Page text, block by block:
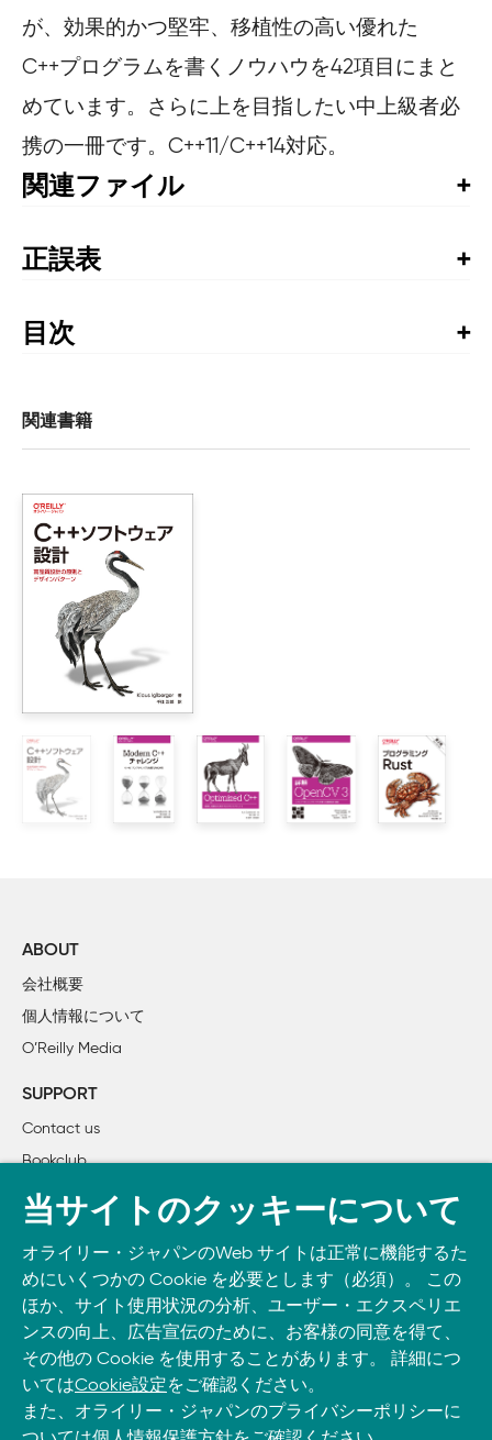
が、効果的かつ堅牢、移植性の高い優れた
C++プログラムを書くノウハウを42項目にまと
めています。さらに上を目指したい中上級者必
携の一冊です。C++11/C++14対応。
関連ファイル
正誤表
います。お手持ちの書籍では、すでに修正が施されてい
る場合がありますので、書籍最終ページの奥付でお手持
正誤表
・p.xv 下から6-7行目
【誤】
Oswego湖のPizzicatoピザで
てくれました。
サイズのシーザーズサラダ
う大はしゃぎでした。
【正】
Oswego湖のPizzicatoピザで
特大サイズのシーザーズサラダが出て来た時の彼女はも
う大はしゃぎでした。
目次
はじめに
    項目1：テンプレートの型推論を理解する
    項目2：auto の型推論を理解する
    項目3：decltype を理解する
    項目4：推論された型を確認する
2章　auto
    項目5：明示的型宣言よりもauto を優先する
項目6：auto が期待とは異なる型を推論する場面ではETII
3章　現代のC++ への移行
    項目7：オブジェクト作成時の() と{} の違い
    項目8：0 やNULL よりもnullptr を優先する
    項目13：iterator よりもconst_iterator を優先する
    項目14：例外を発生させない関数はnoexcept と宣言する
    項目16：const メンバ関数はスレッドセーフにする
    項目17：自動的に生成される特殊メンバ関数を理解する
項目18：独占するリソースの管理にはstd::unique_ptr を用
項目19：共有するリソースの管理にはstd::shared_ptr を用
項目20：不正ポインタになり得るstd::shared_ptr ライク
項目21：new の直接使用よりもstd::make_unique や
項目22：Pimpl イディオムを用いる際は特殊メンバ関数
5章　右辺値参照、ムーブセマンティクス、完全転送
    項目23：std::move とstd::forward を理解する
    項目24：ユニヴァーサル参照と右辺値参照の違い
項目25：右辺値参照にはstd::move を、ユニヴァーサル参
項目26：ユニヴァーサル参照をとるオーバロードは避け
関連書籍
ABOUT
会社概要
個人情報について
O’Reilly Media
SUPPORT
Contact us
Bookclub
書籍注文
Take O’Reilly with you and learn anywhere, anytime on your
phone
and tablet.
当サイトのクッキーについて
オライリー・ジャパンのWeb サイトは正常に機能するた
めにいくつかの Cookie を必要とします（必須）。 この
ほか、サイト使用状況の分析、ユーザー・エクスペリエ
ンスの向上、広告宣伝のために、お客様の同意を得て、
その他の Cookie を使用することがあります。 詳細につ
いてはCookie設定をご確認ください。
また、オライリー・ジャパンのプライバシーポリシーに